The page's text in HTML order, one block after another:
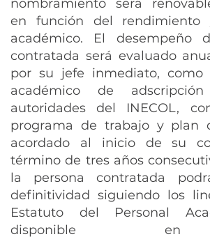
nombramiento será
en función del rendimiento
académico. El desempeño
contratada será evaluado
por su jefe inmediato,
académico de
autoridades del INECOL,
programa de trabajo y plan
acordado al inicio de su
término de tres años
la persona contratada
definitividad siguiendo los
Estatuto del Personal
disponible